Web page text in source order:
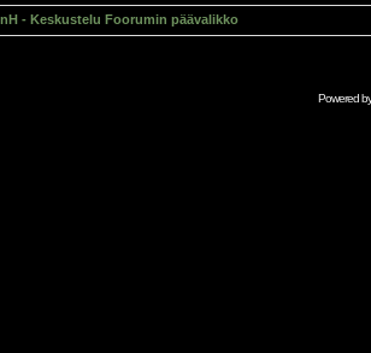
- Keskustelu Foorumin päävalikko
Powered